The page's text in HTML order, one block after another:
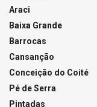
Araci
Baixa Grande
Barrocas
Cansanção
Conceição do Coité
Pé de Serra
Pintadas